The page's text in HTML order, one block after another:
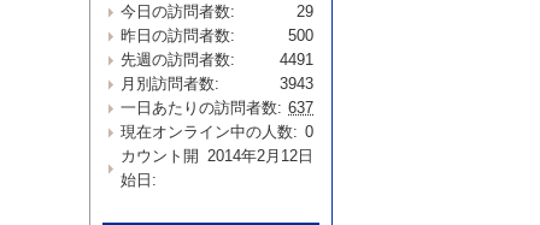
29
今日の訪問者数:
500
昨日の訪問者数:
4491
先週の訪問者数:
3943
月別訪問者数:
637
一日あたりの訪問者数:
0
現在オンライン中の人数:
2014年2月12日
カウント開
始日: